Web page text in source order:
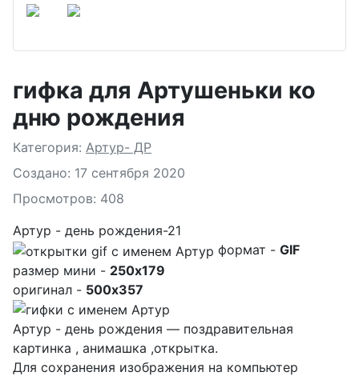
гифка для Артушеньки ко
дню рождения
Подробности
Категория: Артур- ДР
Создано: 17 сентября 2020
Просмотров: 408
Артур - день рождения-21
формат - GIF
размер мини - 250x179
оригинал - 500x357
Артур - день рождения — поздравительная
картинка , анимашка ,открытка.
Для сохранения изображения на компьютер